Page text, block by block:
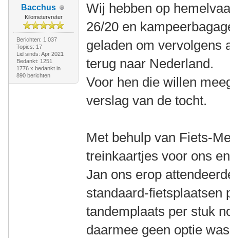
Bacchus
Kilometervreter
Berichten: 1.037
Topics: 17
Lid sinds: Apr 2021
Bedankt: 1251
1776 x bedankt in
890 berichten
Wij hebben op
26/20 en
geladen om vervolgens
terug naar Nederland.
Voor hen die willen
verslag van de tocht.
Met behulp van Fiets-
treinkaartjes voor ons
Jan ons erop
standaard-fietsplaatsen
tandemplaats per stuk
daarmee geen optie